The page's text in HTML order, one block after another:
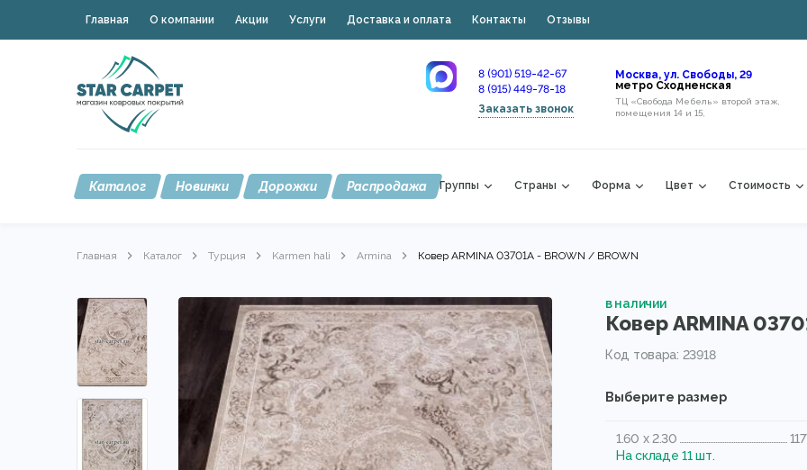
Главная О компании Акции Услуги Доставка и оплата Контакты Отзывы
8 (901) 519-42-67
8 (915) 449-78-18
Заказать звонок
Москва, ул. Свободы, 29
метро Сходненская
ТЦ «Свобода Мебель» второй этаж,
помещения 14 и 15,
Каталог Новинки Дорожки Распродажа Группы Страны Форма Цвет Стоимость
Главная Каталог Турция Karmen hali Armina Ковер ARMINA 03701A - BROWN / BROWN
в наличии
Ковер ARMINA
Код товара: 23918
Выберите размер
1.60 x 2.30
На складе 11 шт.